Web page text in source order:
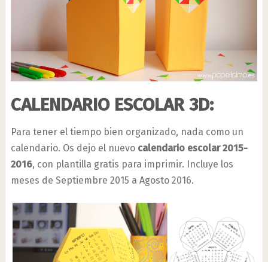
CALENDARIO ESCOLAR 3D:
Para tener el tiempo bien organizado, nada como un
calendario. Os dejo el nuevo calendario escolar 2015-
2016, con plantilla gratis para imprimir. Incluye los
meses de Septiembre 2015 a Agosto 2016.